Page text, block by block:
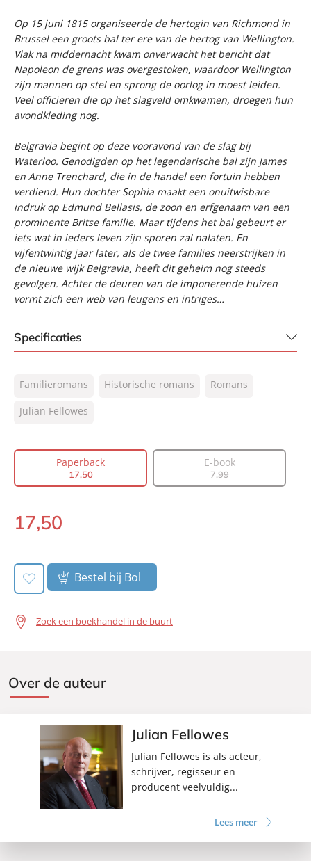
Op 15 juni 1815 organiseerde de hertogin van Richmond in
Brussel een groots bal ter ere van de hertog van Wellington.
Vlak na middernacht kwam onverwacht het bericht dat
Napoleon de grens was overgestoken, waardoor Wellington
zijn mannen op stel en sprong de oorlog in moest leiden.
Veel officieren die op het slagveld omkwamen, droegen hun
avondkleding nog.
Belgravia begint op deze vooravond van de slag bij
Waterloo. Genodigden op het legendarische bal zijn James
en Anne Trenchard, die in de handel een fortuin hebben
verdiend. Hun dochter Sophia maakt een onuitwisbare
indruk op Edmund Bellasis, de zoon en erfgenaam van een
prominente Britse familie. Maar tijdens het bal gebeurt er
iets wat in ieders leven zijn sporen zal nalaten. En
vijfentwintig jaar later, als de twee families neerstrijken in
de nieuwe wijk Belgravia, heeft dit geheim nog steeds
gevolgen. Achter de deuren van de imponerende huizen
vormt zich een web van leugens en intriges…
Specificaties
NUR:
302
Type:
Vertaler:
Edzard Krol
Aantal pagina's:
480
Verschijningsdatum:
Familieromans Historische romans
Romans
Julian Fellowes
Paperback
17,50
E-book
7,99
Paperback:
17,50
Bestel bij Bol
Zoek een boekhandel in de buurt
Over de auteur
Julian Fellowes
Julian Fellowes is als acteur,
schrijver, regisseur en
producent veelvuldig...
Lees meer